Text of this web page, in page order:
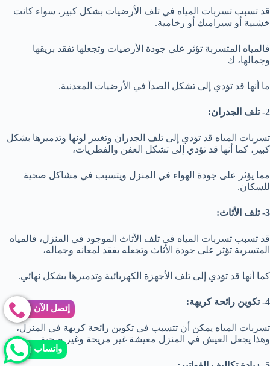
قد تسبب تسربات المياه في تلف الأرضيات بشكل كبير، سواء كانت
خشبية أو سيراميك أو رخامية.
فالمياه المتسربة تؤثر على جودة الأرضيات وتجعلها تفقد بريقها
وجمالها، ك
ما أنها قد تؤدي إلى تشكل الصدأ في الأرضيات المعدنية.
2- تلف الجدران:
تسربات المياه قد تؤدي إلى تلف الجدران وتغيير لونها وتدميرها بشكل
كبير، كما أنها قد تؤدي إلى تشكل العفن والفطريات،
مما يؤثر على جودة الهواء في المنزل ويتسبب في مشاكل صحية
للسكان.
3- تلف الأثاث:
قد تسبب تسربات المياه في تلف الأثاث الموجود في المنزل، فالمياه
المتسربة تؤثر على جودة الأثاث وتجعله يفقد لمعانه وجماله،
كما أنها قد تؤدي إلى تلف الأجهزة الكهربائية وتدميرها بشكل نهائي.
4- تكوين رائحة كريهة:
تسربات المياه يمكن أن تتسبب في تكوين رائحة كريهة في المنزل،
وهذا يجعل العيش في المنزل معيشة غير مريحة وغير صحية.
إتصل الآن
واتساب